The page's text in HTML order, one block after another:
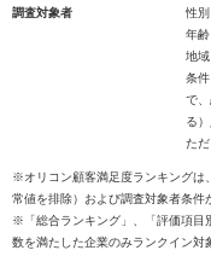
調査対象者
性別
年
地
条
で
る）
た
※オリコン顧客満足度ランキングは
常値を排除）および調査対象者条件
※「総合ランキング」、「評価項目
数を満たした企業のみランクイン対